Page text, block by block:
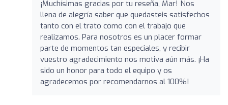
¡Muchísimas gracias por tu reseña, Mar! Nos
llena de alegría saber que quedasteis satisfechos
tanto con el trato como con el trabajo que
realizamos. Para nosotros es un placer formar
parte de momentos tan especiales, y recibir
vuestro agradecimiento nos motiva aún más. ¡Ha
sido un honor para todo el equipo y os
agradecemos por recomendarnos al 100%!